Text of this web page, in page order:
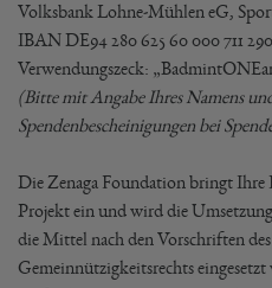
Volksbank Lohne-Mühlen eG,
IBAN DE94 280 625 60 000 711
Verwendungszeck:
(Bitte mit Angabe Ihres Namens
Spendenbescheinigungen bei
Die Zenaga Foundation bringt Ihre
Projekt ein und wird die
die Mittel nach den Vorschriften des
Gemeinnützigkeitsrechts